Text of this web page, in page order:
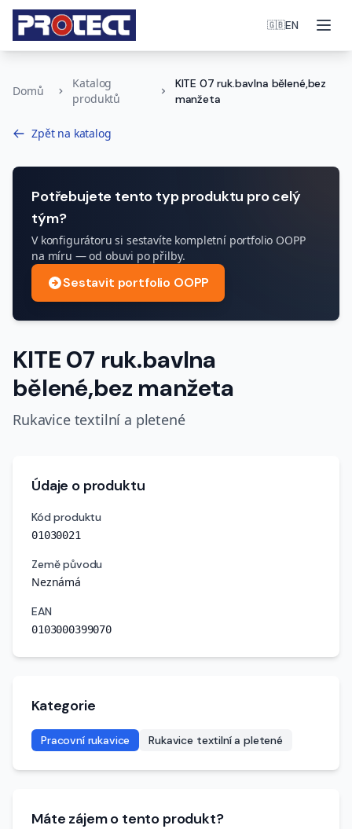
🇬🇧EN
Domů
Katalog
produktů
KITE 07 ruk.bavlna bělené,bez
manžeta
Zpět na katalog
Potřebujete tento typ produktu pro celý
tým?
V konfigurátoru si sestavíte kompletní portfolio OOPP
na míru — od obuvi po přilby.
Sestavit portfolio OOPP
KITE 07 ruk.bavlna
bělené,bez manžeta
Rukavice textilní a pletené
Údaje o produktu
Kód produktu
01030021
Země původu
Neznámá
EAN
0103000399070
Kategorie
Pracovní rukavice Rukavice textilní a pletené
Máte zájem o tento produkt?